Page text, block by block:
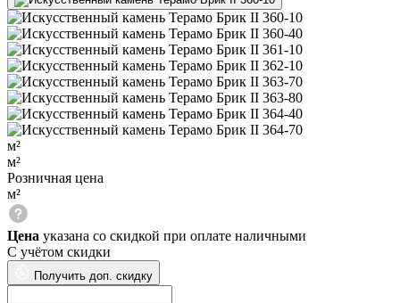
м²
м²
Розничная цена
м²
Цена указана со скидкой при оплате наличными
С учётом скидки
Получить доп. скидку